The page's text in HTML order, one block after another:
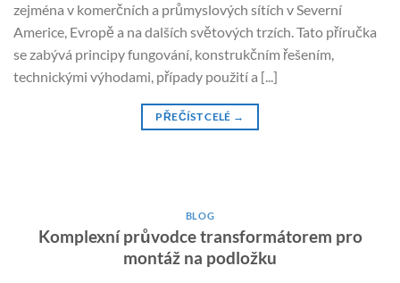
zejména v komerčních a průmyslových sítích v Severní
Americe, Evropě a na dalších světových trzích. Tato příručka
se zabývá principy fungování, konstrukčním řešením,
technickými výhodami, případy použití a [...]
PŘEČÍST CELÉ →
BLOG
Komplexní průvodce transformátorem pro
montáž na podložku